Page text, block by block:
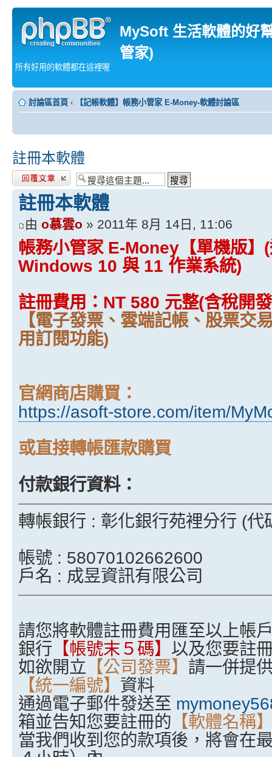
MySoft 生活軟體的好
管家)
所有好用的軟體都在這裡喔
討論區首頁 ‹ 【記帳軟體】帳務小管家 E-Money-軟體討論區
註冊本軟體
發表回覆
註冊本軟體
由 o慕雲o » 2011年 8月 14日, 11:06
帳務小管家 E-Money【單機版】
Windows 10 與 11 作業系統)
註冊費用：NT 580 元整(含稅開
【電子發票、雲端記帳、股票交
用訂閱功能)
官網商店購買：
https://asoft-store.com/item/
或直接轉帳匯款購買
付款銀行資料：
轉帳銀行 : 彰化銀行苑裡分行 (代
帳號 : 58070102662600
戶名 : 成昱資訊有限公司
請您將軟體註冊費用匯至以上帳
銀行 【帳號末５碼】 以及您要註
如欲開立 【公司發票】 請一併提
【統一編號】 資料
通過電子郵件發送至
箱並告知您要註冊的 【軟體名稱
當我們收到您的款項後，將會在